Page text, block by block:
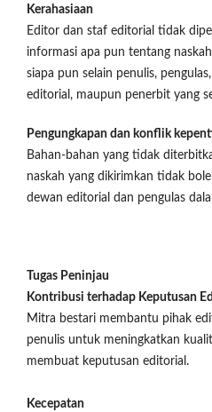
Kerahasiaan
Editor dan staf editorial tidak
informasi apa pun tentang
siapa pun selain penulis,
editorial, maupun penerbit yang
Pengungkapan dan konflik
Bahan-bahan yang tidak
naskah yang dikirimkan tidak
dewan editorial dan pengulas
Tugas Peninjau
Kontribusi terhadap Keputusan
Mitra bestari membantu pihak
penulis untuk meningkatkan
membuat keputusan editorial.
Kecepatan